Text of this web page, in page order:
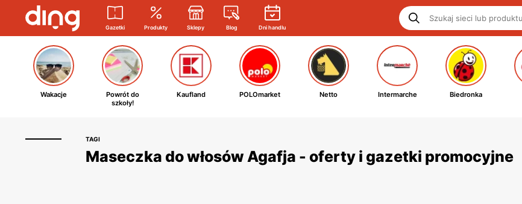
Gazetki Produkty Sklepy Blog Dni handlu
Wakacje
Powrót do
szkoły!
Kaufland POLOmarket Netto Intermarche Biedronka
TAGI
Maseczka do włosów Agafja - oferty i gazetki promocyjne